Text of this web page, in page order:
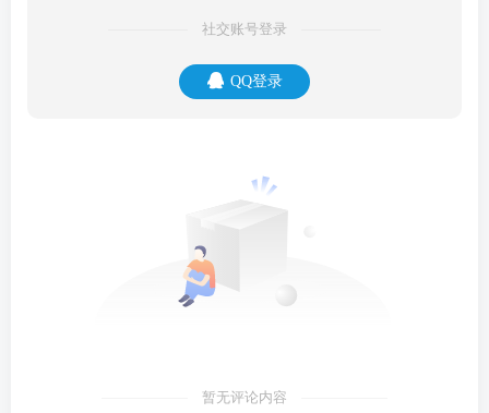
社交账号登录
QQ登录
暂无评论内容